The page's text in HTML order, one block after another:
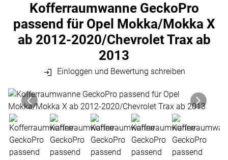
Kofferraumwanne GeckoPro
passend für Opel Mokka/Mokka X
ab 2012-2020/Chevrolet Trax ab
2013
Einloggen und Bewertung schreiben
Produktgalerie
Zur Kaufbox springen